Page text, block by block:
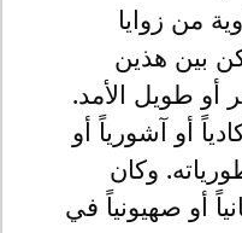
من زوايا
بين هذين
أو طويل الأمد.
أو آشورياً أو
وكان
أو صهيونياً في